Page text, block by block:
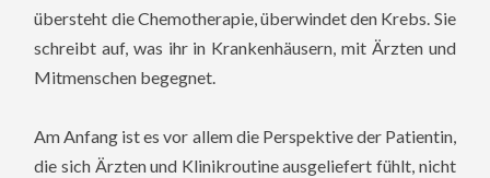
übersteht die Chemotherapie, überwindet den Krebs. Sie
schreibt auf, was ihr in Krankenhäusern, mit Ärzten und
Mitmenschen begegnet.
Am Anfang ist es vor allem die Perspektive der Patientin,
die sich Ärzten und Klinikroutine ausgeliefert fühlt, nicht